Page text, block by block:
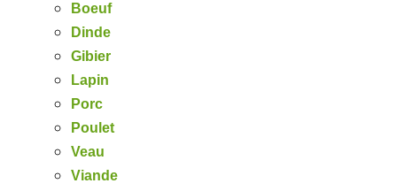
Boeuf
Dinde
Gibier
Lapin
Porc
Poulet
Veau
Viande